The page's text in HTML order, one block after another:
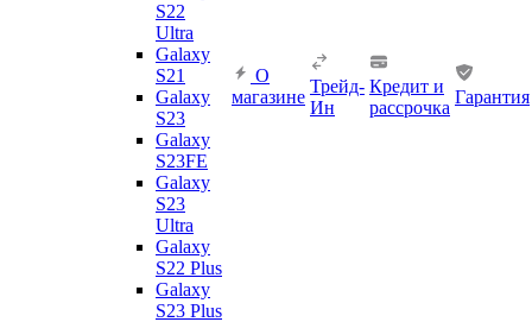
S22
Ultra
Galaxy
S21
Galaxy
S23
Galaxy
S23FE
Galaxy
S23
Ultra
Galaxy
S22 Plus
Galaxy
S23 Plus
О
магазине
Трейд-
Ин
Кредит и
рассрочка
Гарантия